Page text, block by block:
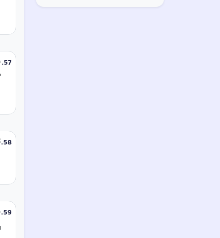
57
.
58
.
59
.